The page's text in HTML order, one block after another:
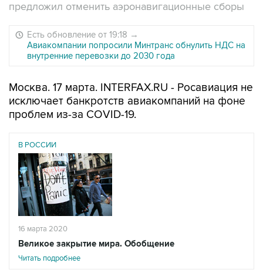
предложил отменить аэронавигационные сборы
Есть обновление от 19:18 →
Авиакомпании попросили Минтранс обнулить НДС на
внутренние перевозки до 2030 года
Москва. 17 марта. INTERFAX.RU - Росавиация не
исключает банкротств авиакомпаний на фоне
проблем из-за COVID-19.
В РОССИИ
16 марта 2020
Великое закрытие мира. Обобщение
Читать подробнее